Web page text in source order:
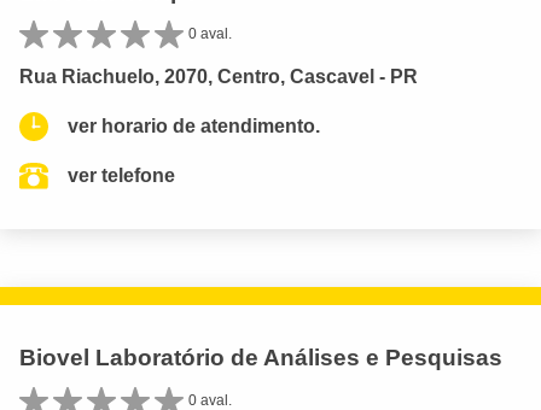
0 aval.
Rua Riachuelo, 2070, Centro, Cascavel - PR
ver horario de atendimento.
ver telefone
Biovel Laboratório de Análises e Pesquisas
0 aval.